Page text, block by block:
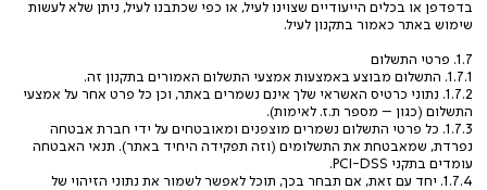
בדפדפן או בכלים הייעודיים שצוינו לעיל, או כפי שכתבנו לעיל, ניתן שלא לעשות
שימוש באתר כאמור בתקנון לעיל.
1.7. פרטי התשלום
1.7.1. התשלום מבוצע באמצעות אמצעי התשלום האמורים בתקנון זה.
1.7.2. נתוני כרטיס האשראי שלך אינם נשמרים באתר, וכן כל פרט אחר על אמצעי
התשלום (כגון – מספר ת.ז. לאימות).
1.7.3. כל פרטי התשלום נשמרים מוצפנים ומאובטחים על ידי חברת אבטחה
נפרדת, שמאבטחת את התשלומים (וזה תפקידה היחיד באתר). תנאי האבטחה
עומדים בתקני PCI-DSS.
1.7.4. יחד עם זאת, אם תבחר בכך, תוכל לאפשר לשמור את נתוני הזיהוי של